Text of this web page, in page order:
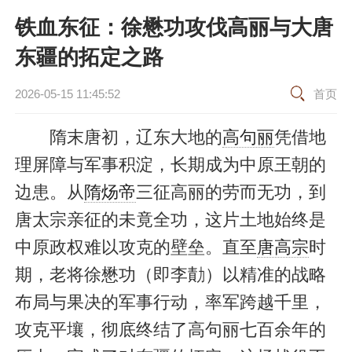
铁血东征：徐懋功攻伐高丽与大唐
东疆的拓定之路
2026-05-15 11:45:52 首页
隋末唐初，辽东大地的高句丽凭借地
理屏障与军事积淀，长期成为中原王朝的
边患。从隋炀帝三征高丽的劳而无功，到
唐太宗亲征的未竟全功，这片土地始终是
中原政权难以攻克的壁垒。直至唐高宗时
期，老将徐懋功（即李勣）以精准的战略
布局与果决的军事行动，率军跨越千里，
攻克平壤，彻底终结了高句丽七百余年的